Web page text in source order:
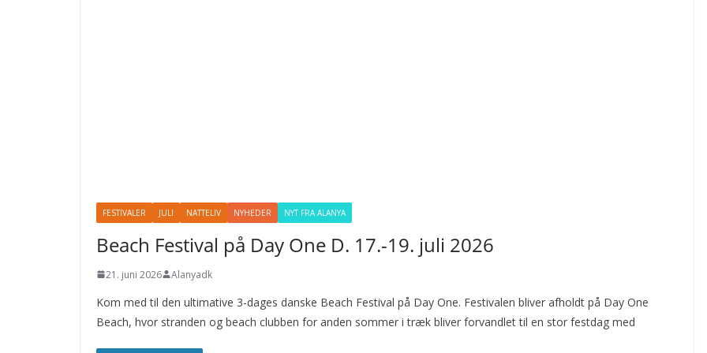
FESTIVALER JULI NATTELIV NYHEDER NYT FRA ALANYA
Beach Festival på Day One D. 17.-19. juli 2026
21. juni 2026 Alanyadk
Kom med til den ultimative 3-dages danske Beach Festival på Day One. Festivalen bliver afholdt på Day One
Beach, hvor stranden og beach clubben for anden sommer i træk bliver forvandlet til en stor festdag med